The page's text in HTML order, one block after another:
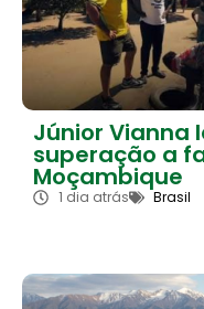
Júnior Vianna
superação a
Moçambique
1 dia atrás Brasil